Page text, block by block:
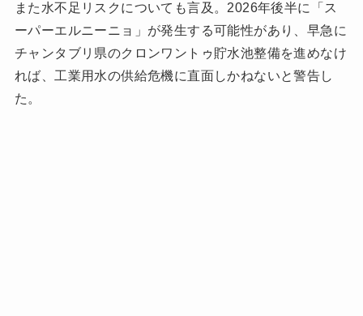
また水不足リスクについても言及。2026年後半に「ス
ーパーエルニーニョ」が発生する可能性があり、早急に
チャンタブリ県のクロンワントゥ貯水池整備を進めなけ
れば、工業用水の供給危機に直面しかねないと警告し
た。